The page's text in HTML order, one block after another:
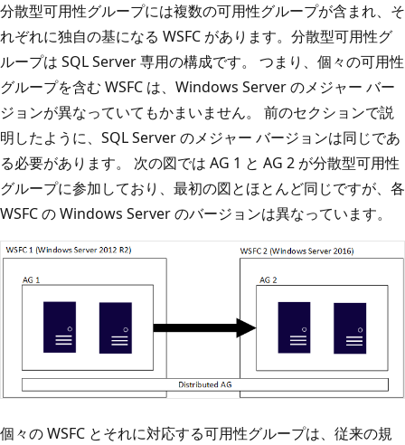
分散型可用性グループには複数の可用性グループが含まれ、そ
れぞれに独自の基になる WSFC があります。分散型可用性グ
ループは SQL Server 専用の構成です。 つまり、個々の可用性
グループを含む WSFC は、Windows Server のメジャー バー
ジョンが異なっていてもかまいません。 前のセクションで説
明したように、SQL Server のメジャー バージョンは同じであ
る必要があります。 次の図では AG 1 と AG 2 が分散型可用性
グループに参加しており、最初の図とほとんど同じですが、各
WSFC の Windows Server のバージョンは異なっています。
個々の WSFC とそれに対応する可用性グループは、従来の規